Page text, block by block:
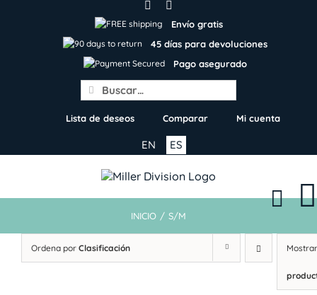
Envío gratis
45 días para devoluciones
Pago asegurado
Search
for:
Lista de deseos Comparar Mi cuenta
ES
EN
INICIO / S/M
Ordena por Clasificación